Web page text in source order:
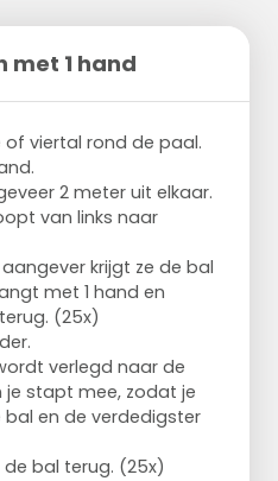
met 1 hand
of viertal rond de paal.
2 meter uit elkaar.
van links naar
krijgt ze de bal
met 1 hand en
(25x)
verlegd naar de
je stapt mee, zodat je
en de verdedigster
bal terug. (25x)